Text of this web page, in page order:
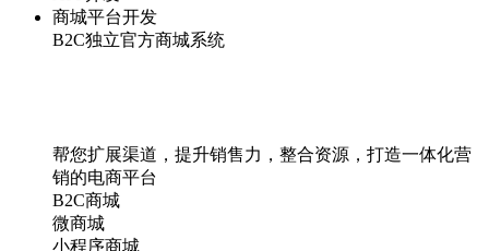
商城平台开发
B2C独立官方商城系统
帮您扩展渠道，提升销售力，整合资源，打造一体化营
销的电商平台
B2C商城
微商城
小程序商城